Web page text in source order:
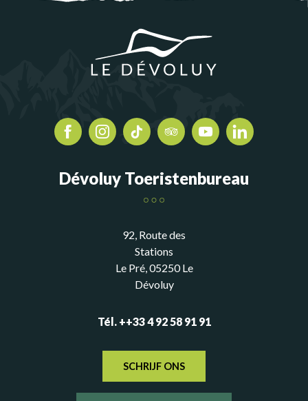
Dévoluy Toeristenbureau
92, Route des
Stations
Le Pré, 05250 Le
Dévoluy
Tél. ++33 4 92 58 91 91
SCHRIJF ONS